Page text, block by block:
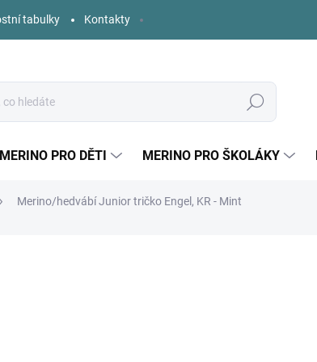
tabulky Kontakty
Hledat
MERINO PRO DĚTI MERINO PRO ŠKOLÁKY
Merino/hedvábí Junior tričko Engel, KR - Mint